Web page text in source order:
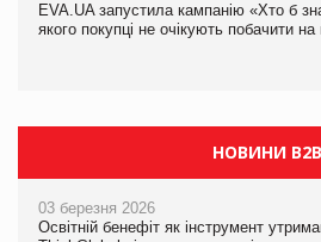
EVA.UA запустила кампанію «Хто б
якого покупці не очікують побачити
05.08.2026
Мережа супермаркетів VARUS купує
НОВИНИ B2B
03 березня 2026
Освітній бенефіт як інструмент